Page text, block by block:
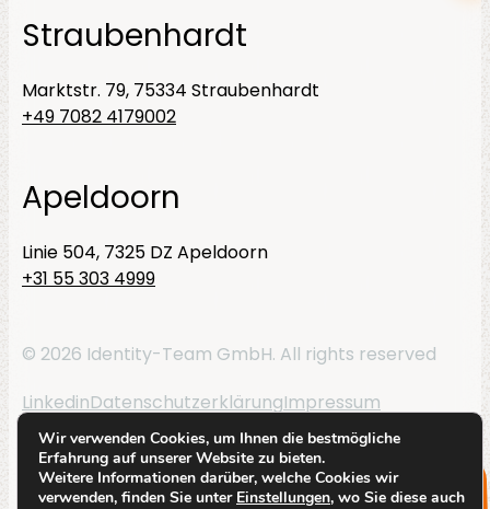
Straubenhardt
Marktstr. 79, 75334 Straubenhardt
+49 7082 4179002
Apeldoorn
Linie 504, 7325 DZ Apeldoorn
+31 55 303 4999
© 2026 Identity-Team GmbH. All rights reserved
LinkedinDatenschutzerklärungImpressum
ByCode Blauw
Wir verwenden Cookies, um Ihnen die bestmögliche
Erfahrung auf unserer Website zu bieten.
Weitere Informationen darüber, welche Cookies wir
verwenden, finden Sie unter Einstellungen, wo Sie diese auch